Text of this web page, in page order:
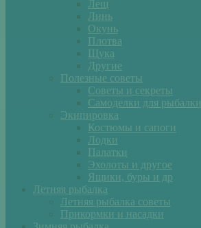
Лещ
Линь
Окунь
Плотва
Щука
Другие
Полезные советы
Советы и секреты
Самоделки для рыбалки
Экипировка
Костюмы и сапоги
Лодки
Палатки
Эхолоты и другое
Ящики, буры и др
Летняя рыбалка
Летняя рыбалка советы
Прикормки и насадки